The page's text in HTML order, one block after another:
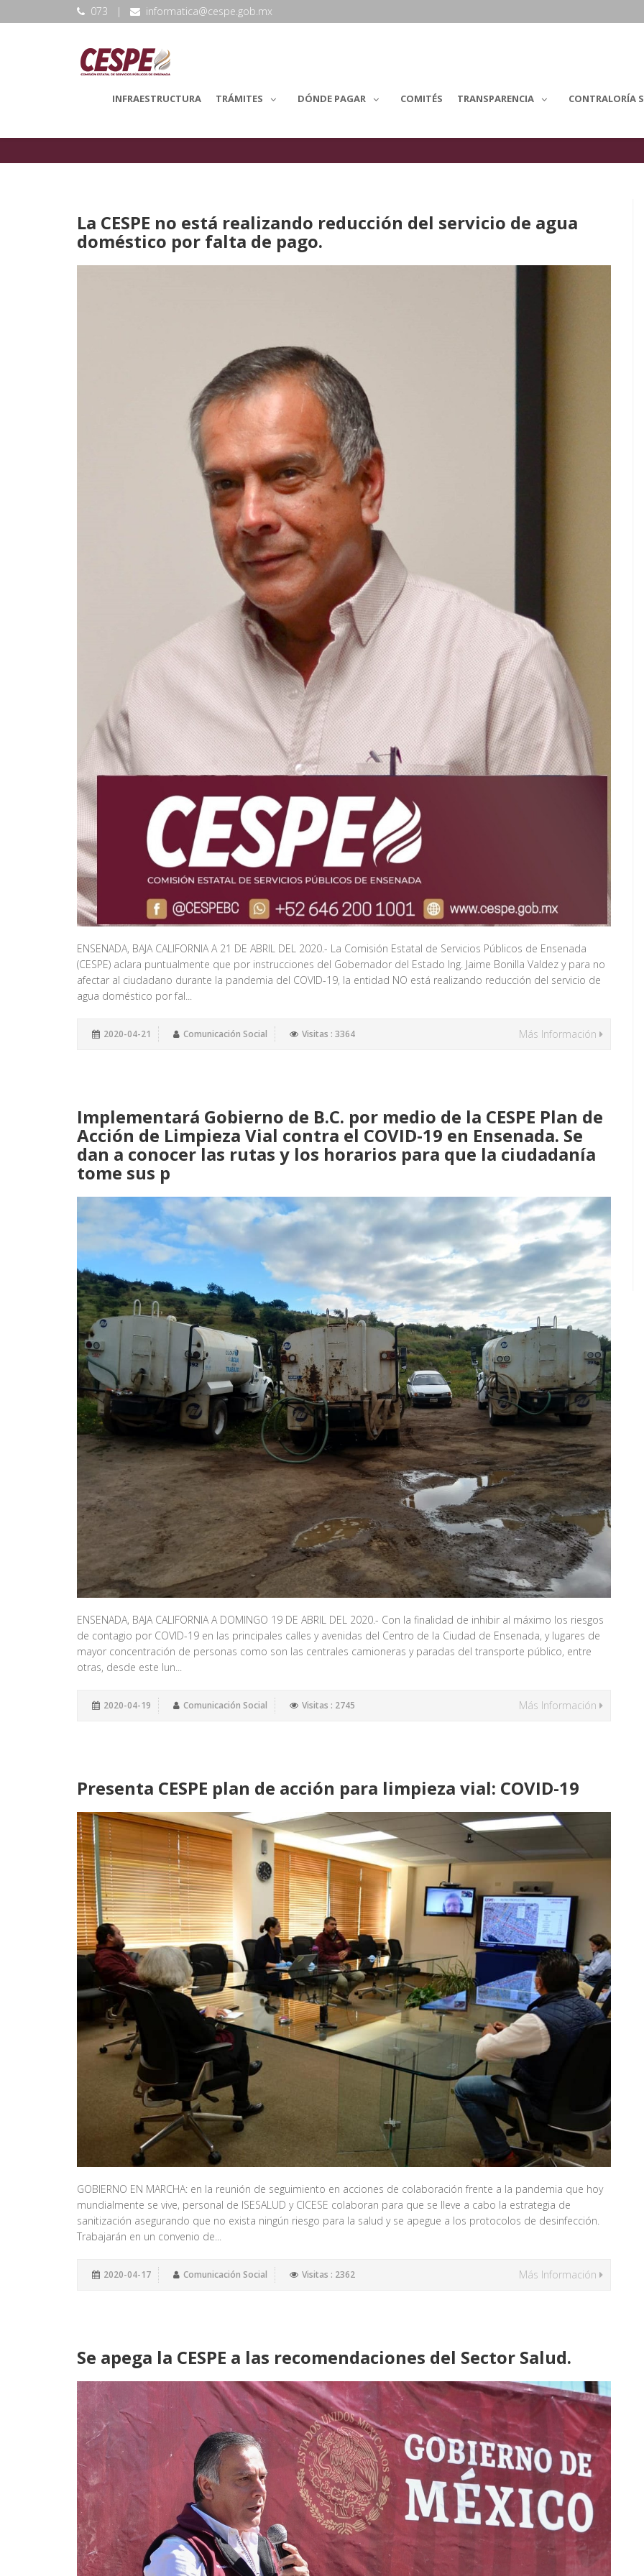
073 | informatica@cespe.gob.mx
INFRAESTRUCTURA TRÁMITES DÓNDE PAGAR COMITÉS TRANSPARENCIA CONTRALORÍA
La CESPE no está realizando reducción del servicio de agua
doméstico por falta de pago.
ENSENADA, BAJA CALIFORNIA A 21 DE ABRIL DEL 2020.- La Comisión Estatal de Servicios Públicos de Ensenada
(CESPE) aclara puntualmente que por instrucciones del Gobernador del Estado Ing. Jaime Bonilla Valdez y para no
afectar al ciudadano durante la pandemia del COVID-19, la entidad NO está realizando reducción del servicio de
agua doméstico por fal...
2020-04-21 Comunicación Social Visitas : 3364 Más Información
Implementará Gobierno de B.C. por medio de la CESPE Plan de
Acción de Limpieza Vial contra el COVID-19 en Ensenada. Se
dan a conocer las rutas y los horarios para que la ciudadanía
tome sus p
ENSENADA, BAJA CALIFORNIA A DOMINGO 19 DE ABRIL DEL 2020.- Con la finalidad de inhibir al máximo los riesgos
de contagio por COVID-19 en las principales calles y avenidas del Centro de la Ciudad de Ensenada, y lugares de
mayor concentración de personas como son las centrales camioneras y paradas del transporte público, entre
otras, desde este lun...
2020-04-19 Comunicación Social Visitas : 2745 Más Información
Presenta CESPE plan de acción para limpieza vial: COVID-19
GOBIERNO EN MARCHA: en la reunión de seguimiento en acciones de colaboración frente a la pandemia que hoy
mundialmente se vive, personal de ISESALUD y CICESE colaboran para que se lleve a cabo la estrategia de
sanitización asegurando que no exista ningún riesgo para la salud y se apegue a los protocolos de desinfección.
Trabajarán en un convenio de...
2020-04-17 Comunicación Social Visitas : 2362 Más Información
Se apega la CESPE a las recomendaciones del Sector Salud.